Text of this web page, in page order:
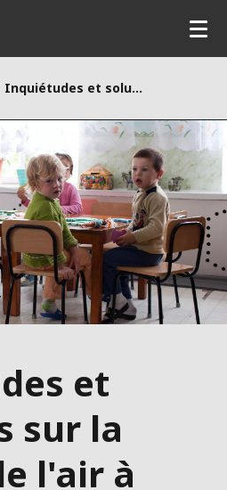
Inquiétudes et solutions sur la qualité de l'air à l'école
et
sur la
l'air à